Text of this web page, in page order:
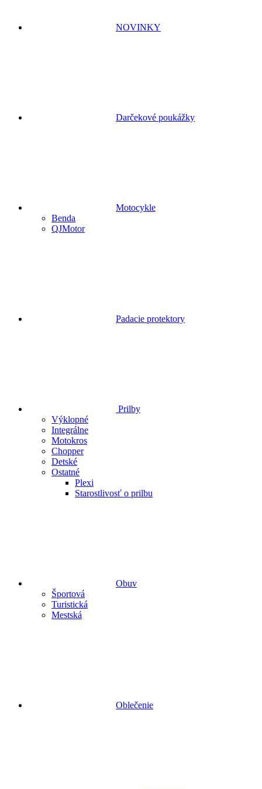
NOVINKY
Darčekové poukážky
Motocykle
Benda
QJMotor
Padacie protektory
Prilby
Výklopné
Integrálne
Motokros
Chopper
Detské
Ostatné
Plexi
Starostlivosť o prilbu
Obuv
Športová
Turistická
Mestská
Oblečenie